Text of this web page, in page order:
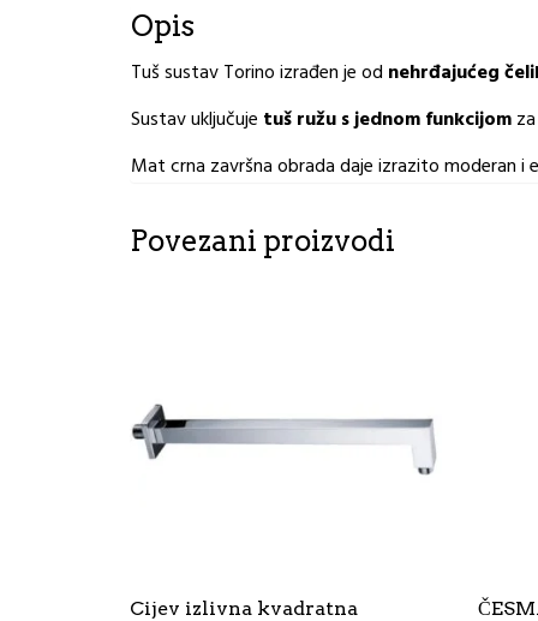
Opis
Tuš sustav Torino izrađen je od nehrđajućeg
Sustav uključuje tuš ružu s jednom funkcijom
Mat crna završna obrada daje izrazito moderan i
Povezani proizvodi
Cijev izlivna kvadratna